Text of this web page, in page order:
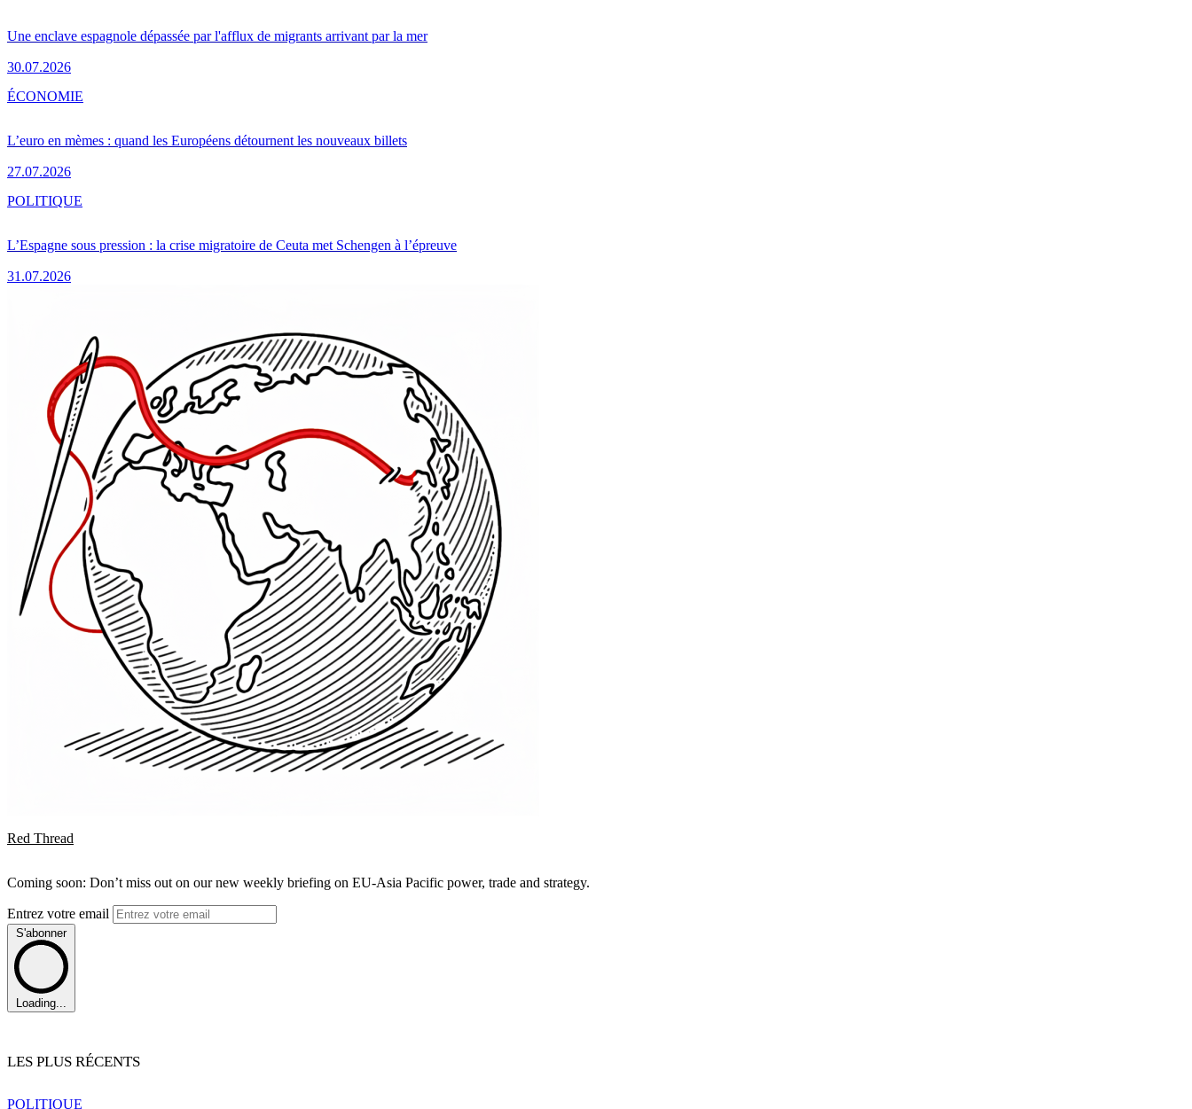
Une enclave espagnole dépassée par l'afflux de migrants arrivant par la mer
30.07.2026
L’euro en mèmes : quand les Européens détournent les nouveaux billets
27.07.2026
ÉCONOMIE
L’Espagne sous pression : la crise migratoire de Ceuta met Schengen à l’épreuve
31.07.2026
POLITIQUE
Red Thread
Coming soon: Don’t miss out on our new weekly briefing on EU-Asia Pacific power, trade and strategy.
Entrez votre email
S'abonner
Loading...
LES PLUS RÉCENTS
POLITIQUE